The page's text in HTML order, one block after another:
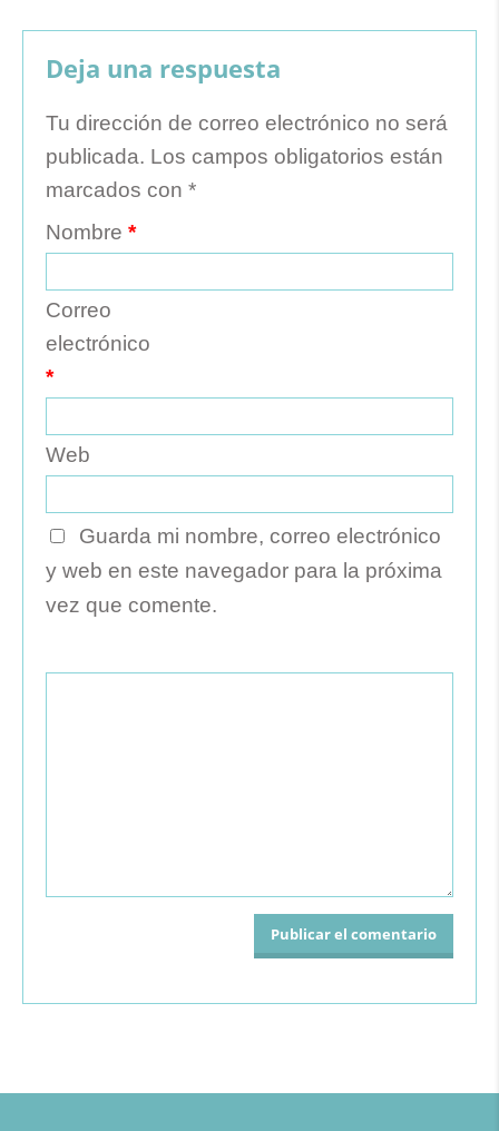
Deja una respuesta
Tu dirección de correo electrónico no será
publicada. Los campos obligatorios están
marcados con *
Nombre *
Correo
electrónico
*
Web
Guarda mi nombre, correo electrónico
y web en este navegador para la próxima
vez que comente.